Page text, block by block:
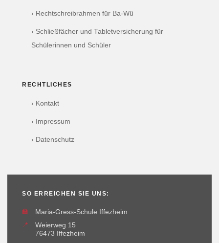
› Rechtschreibrahmen für Ba-Wü
› Schließfächer und Tabletversicherung für
Schülerinnen und Schüler
RECHTLICHES
› Kontakt
› Impressum
› Datenschutz
SO ERREICHEN SIE UNS:
🏫
Maria-Gress-Schule Iffezheim
📍
Weierweg 15
76473 Iffezheim